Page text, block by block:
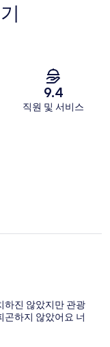
9.4
직원 및 서비스
하진 않았지만 관광
곤하지 않았어요 너